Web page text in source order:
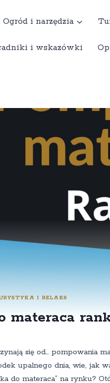
Ogród i narzędzia
i wskazówki
I RELAKS
materaca
się od… pompowania
upalnego dnia, wie, jak
do materaca” na rynku?